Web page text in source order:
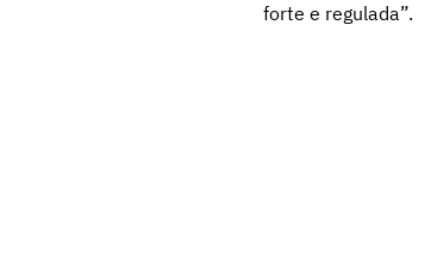
forte e regulada”.